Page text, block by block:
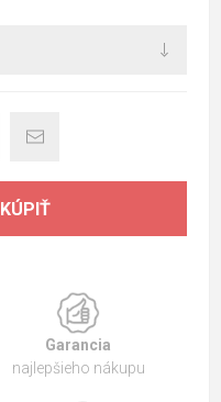
KÚPIŤ
Garancia
najlepšieho nákupu